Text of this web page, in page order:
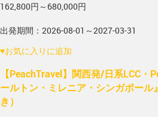
162,800円～680,000円
出発期間：2026-08-01～2027-03-31
♥お気に入りに追加
【PeachTravel】関西発/日系LCC
ールトン・ミレニア・シンガポー
き）